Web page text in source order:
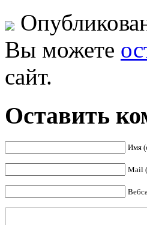
Вы можете
сайт.
Оставить
Имя
Mail